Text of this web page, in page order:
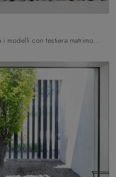
Il letto Hugh One in legno, tra i modelli con testiera matrimoniali design di Noctis, è ideale per garantirti il relax totale.